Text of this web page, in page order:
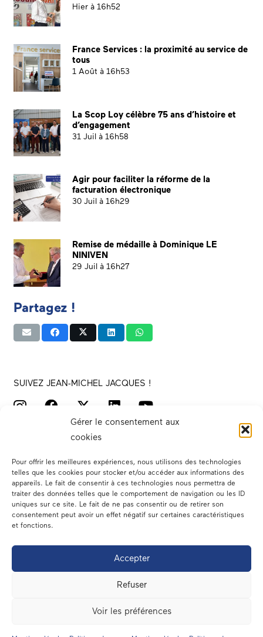
Gérer le consentement aux
cookies
Pour offrir les meilleures expériences, nous utilisons des technologies
telles que les cookies pour stocker et/ou accéder aux informations des
appareils. Le fait de consentir à ces technologies nous permettra de
traiter des données telles que le comportement de navigation ou les ID
uniques sur ce site. Le fait de ne pas consentir ou de retirer son
consentement peut avoir un effet négatif sur certaines caractéristiques
et fonctions.
Accepter
Refuser
Voir les préférences
Hier à 16h52
France Services : la proximité au service de
tous
1 Août à 16h53
La Scop Loy célèbre 75 ans d’histoire et
d’engagement
31 Juil à 16h58
Agir pour faciliter la réforme de la
facturation électronique
30 Juil à 16h29
Remise de médaille à Dominique LE
NINIVEN
29 Juil à 16h27
Partagez !
SUIVEZ JEAN-MICHEL JACQUES !
Votre député
Dans les médias
En circonscription
A l’assemblée